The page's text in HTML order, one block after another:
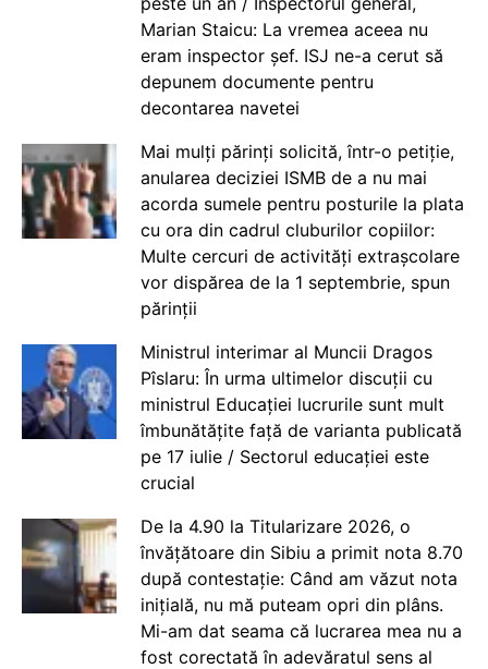
Marian Staicu: La vremea aceea nu
eram inspector șef. ISJ ne-a cerut să
depunem documente pentru
decontarea navetei
Mai mulți părinți solicită, într-o petiție,
anularea deciziei ISMB de a nu mai
acorda sumele pentru posturile la plata
cu ora din cadrul cluburilor copiilor:
Multe cercuri de activități extrașcolare
vor dispărea de la 1 septembrie, spun
părinții
Ministrul interimar al Muncii Dragos
Pîslaru: În urma ultimelor discuții cu
ministrul Educației lucrurile sunt mult
îmbunătățite față de varianta publicată
pe 17 iulie / Sectorul educației este
crucial
De la 4.90 la Titularizare 2026, o
învățătoare din Sibiu a primit nota 8.70
după contestație: Când am văzut nota
inițială, nu mă puteam opri din plâns.
Mi-am dat seama că lucrarea mea nu a
fost corectată în adevăratul sens al